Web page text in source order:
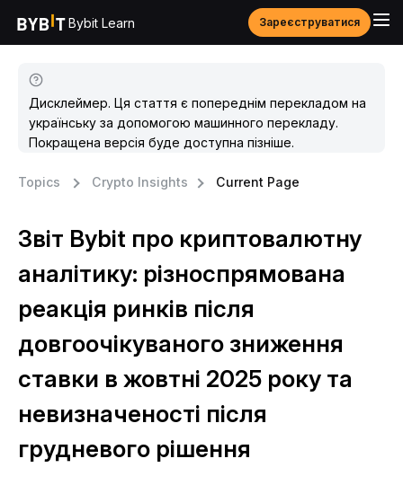
Bybit Learn Зареєструватися
Дисклеймер. Ця стаття є попереднім перекладом на
українську за допомогою машинного перекладу.
Покращена версія буде доступна пізніше.
Topics Crypto Insights Current Page
Звіт Bybit про криптовалютну
аналітику: різноспрямована
реакція ринків після
довгоочікуваного зниження
ставки в жовтні 2025 року та
невизначеності після
грудневого рішення